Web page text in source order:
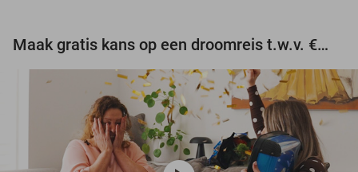
Maak gratis kans op een droomreis t.w.v. €3.000!